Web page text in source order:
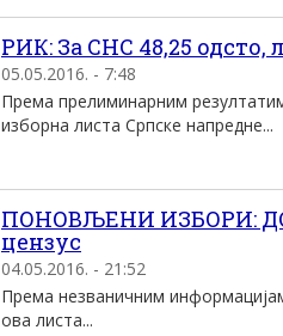
РИК: Зa СНС 48,25
05.05.2016. - 7:48
Према прелиминарним
изборна листа Српске напредне...
ПОНОВЉЕНИ ИЗБОРИ:
цензус
04.05.2016. - 21:52
Према незваничним
ова листа...